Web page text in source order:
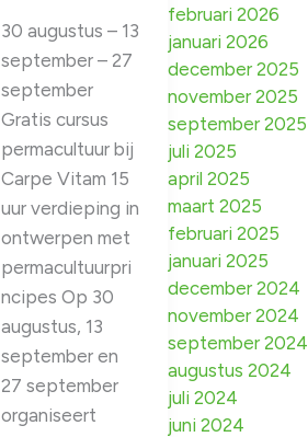
30 augustus – 13
september – 27
september
Gratis cursus
permacultuur bij
Carpe Vitam 15
uur verdieping in
ontwerpen met
permacultuurpri
ncipes Op 30
augustus, 13
september en
27 september
organiseert
februari 2026
januari 2026
december 2025
november 2025
september 2025
juli 2025
april 2025
maart 2025
februari 2025
januari 2025
december 2024
november 2024
september 2024
augustus 2024
juli 2024
juni 2024